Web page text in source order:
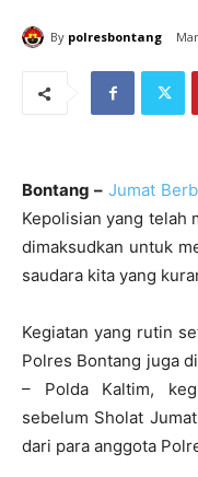
By polresbontang
Bontang – Jumat
Kepolisian yang telah
dimaksudkan untuk
saudara kita yang
Kegiatan yang rutin
Polres Bontang juga
– Polda Kaltim,
sebelum Sholat
dari para anggota